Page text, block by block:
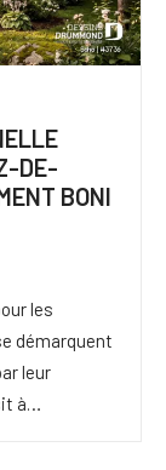
DE-
BONI
les
démarquent
leur
à…